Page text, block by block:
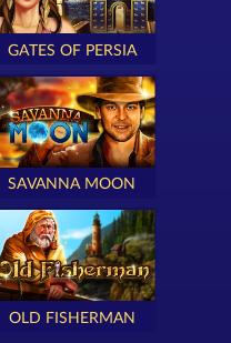
GATES OF PERSIA
SAVANNA MOON
OLD FISHERMAN